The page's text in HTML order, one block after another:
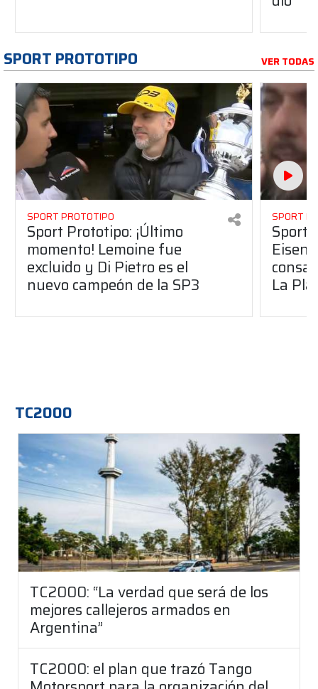
SPORT PROTOTIPO VER TODAS
SPORT PROTOTIPO
Sport Prototipo: ¡Último
momento! Lemoine fue
excluido y Di Pietro es el
nuevo campeón de la SP3
SPORT
Sport
La
TC2000
TC2000: “La verdad que será de los
mejores callejeros armados en
Argentina”
TC2000: el plan que trazó Tango